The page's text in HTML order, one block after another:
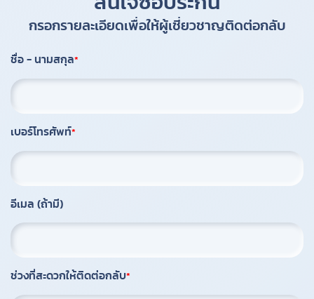
กรอกรายละเอียดเพื่อให้ผู้เชี่ยวชาญติดต่อกลับ
ชื่อ - นามสกุล
เบอร์โทรศัพท์
อีเมล (ถ้ามี)
ช่วงที่สะดวกให้ติดต่อกลับ